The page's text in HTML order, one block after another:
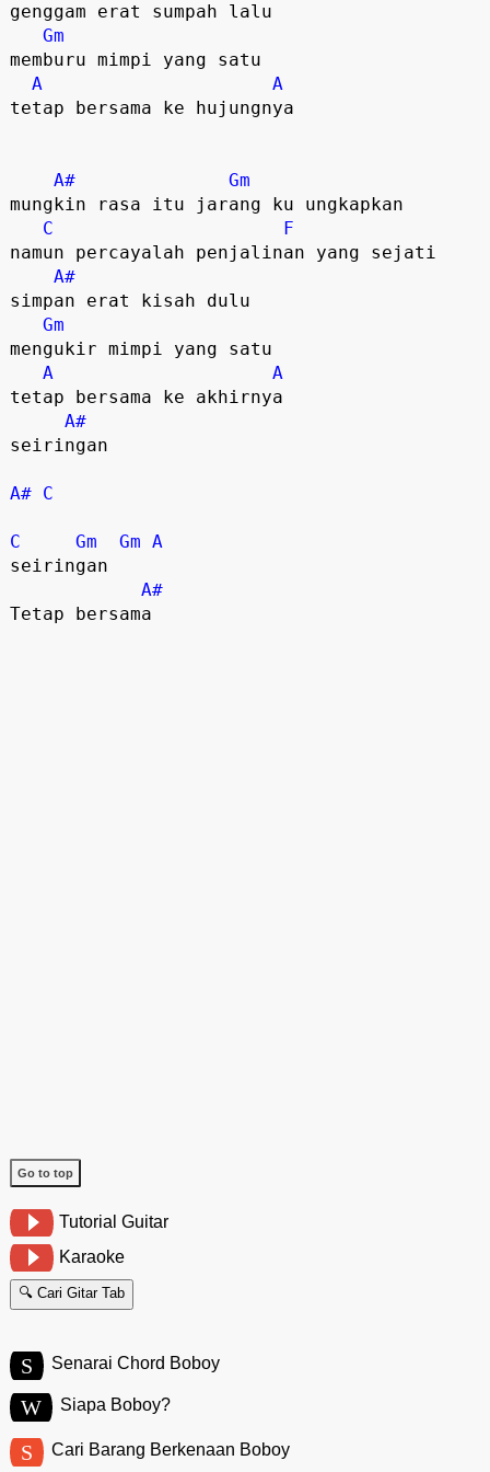
genggam erat sumpah lalu
Gm
memburu mimpi yang satu
A
A
tetap bersama ke hujungnya
A#
Gm
mungkin rasa itu jarang ku ungkapkan
C
F
namun percayalah penjalinan yang sejati
A#
simpan erat kisah dulu
Gm
mengukir mimpi yang satu
A
A
tetap bersama ke akhirnya
A#
seiringan
A# C
C Gm Gm A
seiringan
A#
Tetap bersama
Go to top
Tutorial Guitar
Karaoke
🔍 Cari Gitar Tab
S Senarai Chord Boboy
W Siapa Boboy?
S Cari Barang Berkenaan Boboy